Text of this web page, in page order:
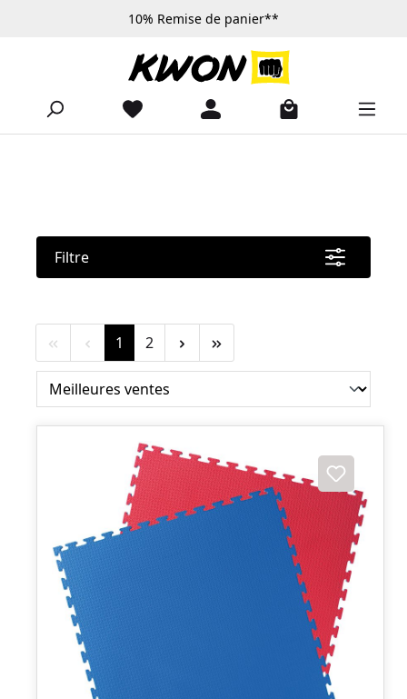
Passer au contenu principal10% Remise de panier**
Filtre
Page
1 Page
2